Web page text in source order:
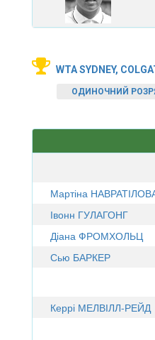
WTA SYDNEY,
ОДИНОЧНИЙ
Мартіна
Івонн ГУЛАГОНГ
Діана ФРОМХОЛЬЦ
Сью БАРКЕР
Керрі МЕЛВІЛЛ-РЕЙД